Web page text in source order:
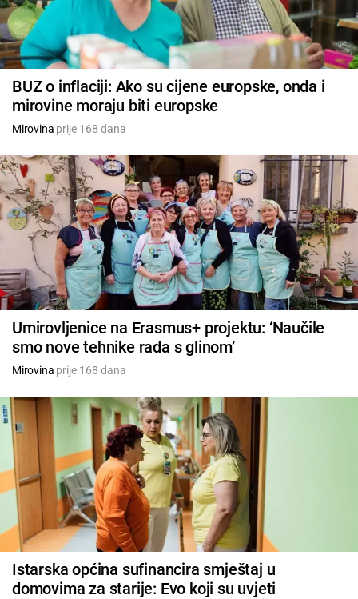
BUZ o inflaciji: Ako su cijene europske, onda i
mirovine moraju biti europske
Mirovina prije 168 dana
Umirovljenice na Erasmus+ projektu: ‘Naučile
smo nove tehnike rada s glinom’
Mirovina prije 168 dana
Istarska općina sufinancira smještaj u
domovima za starije: Evo koji su uvjeti